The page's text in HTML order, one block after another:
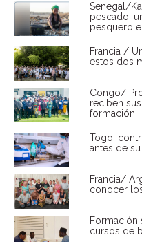
Senegal/
pescado,
pesquero
Francia /
estos dos
Congo/
reciben
formación
Togo:
antes de
Francia/
conocer
Formación
cursos de